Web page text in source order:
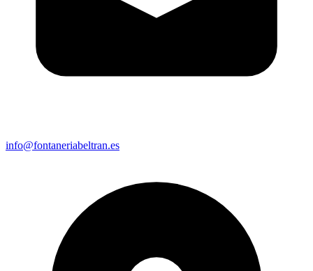
info@fontaneriabeltran.es